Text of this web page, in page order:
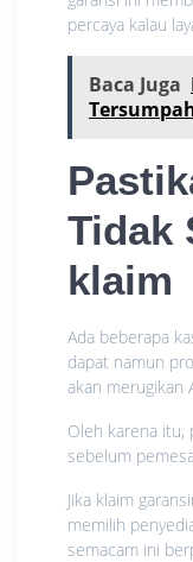
percaya kalau
Baca Juga
Tidak
klaim
Ada beberapa
dapat namun
akan merugikan
Oleh karena itu,
sebelum
Jika klaim
memilih
semacam ini